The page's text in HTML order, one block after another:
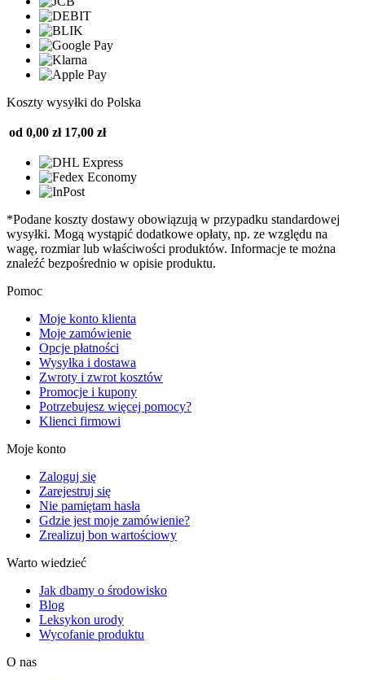
Koszty wysyłki do Polska
od 0,00 zł 17,00 zł
*Podane koszty dostawy obowiązują w przypadku standardowej
wysyłki. Mogą wystąpić dodatkowe opłaty, np. ze względu na
wagę, rozmiar lub właściwości produktów. Informacje te można
znaleźć bezpośrednio w opisie produktu.
Pomoc
Moje konto klienta
Moje zamówienie
Opcje płatności
Wysyłka i dostawa
Zwroty i zwrot kosztów
Promocje i kupony
Potrzebujesz więcej pomocy?
Klienci firmowi
Moje konto
Zaloguj się
Zarejestruj się
Nie pamiętam hasła
Gdzie jest moje zamówienie?
Zrealizuj bon wartościowy
Warto wiedzieć
Jak dbamy o środowisko
Blog
Leksykon urody
Wycofanie produktu
O nas